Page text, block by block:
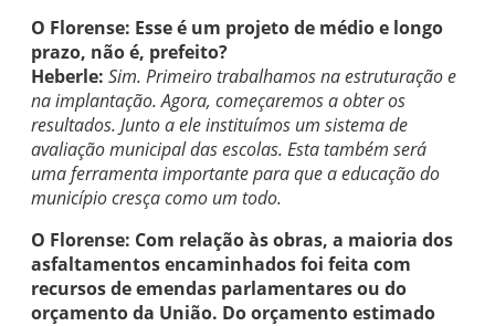
O Florense: Esse é um projeto de médio e longo
prazo, não é, prefeito?
Heberle: Sim. Primeiro trabalhamos na estruturação e
na implantação. Agora, começaremos a obter os
resultados. Junto a ele instituímos um sistema de
avaliação municipal das escolas. Esta também será
uma ferramenta importante para que a educação do
município cresça como um todo.
O Florense: Com relação às obras, a maioria dos
asfaltamentos encaminhados foi feita com
recursos de emendas parlamentares ou do
orçamento da União. Do orçamento estimado